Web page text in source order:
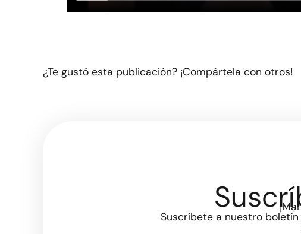
¿Te gustó esta publicación? ¡Compártela con otros!
Suscríbete a nuestro